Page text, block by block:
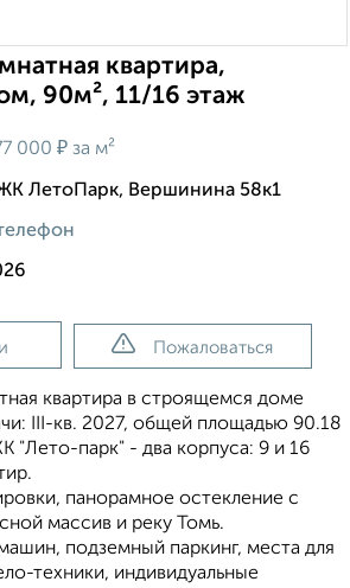
квартира,
90м², 11/16 этаж
000 ₽ за м²
ЛетоПарк, Вершинина 58к1
Пожаловаться
квартира в строящемся доме
III-кв. 2027, общей площадью 90.18
"Лето-парк" - два корпуса: 9 и 16
панорамное остекление с
массив и реку Томь.
подземный паркинг, места для
техники, индивидуальные